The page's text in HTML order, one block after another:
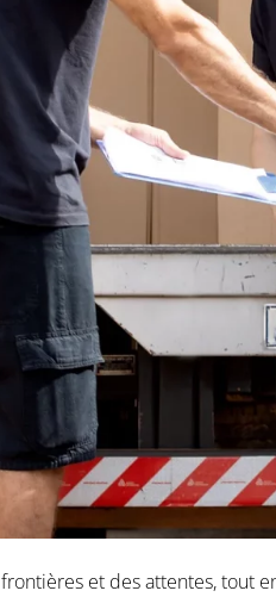
et des attentes, tout